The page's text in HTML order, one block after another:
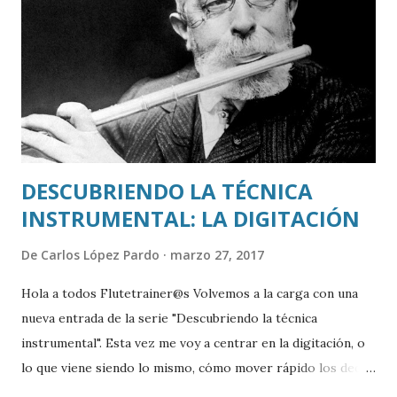
a vosotros o a vuestros alumnos, no dudéis en preguntarle.
Podéis contactar con ella por aquí , indicando que vuestra
consulta va dirigida a María José o en nuestro correo
electrónico educaflauta@gmail.com. No os perdáis sus
vídeos sobre la posición de la espalda y las manos. Para m...
DESCUBRIENDO LA TÉCNICA
INSTRUMENTAL: LA DIGITACIÓN
De Carlos López Pardo marzo 27, 2017
Hola a todos Flutetrainer@s Volvemos a la carga con una
nueva entrada de la serie "Descubriendo la técnica
instrumental". Esta vez me voy a centrar en la digitación, o
lo que viene siendo lo mismo, cómo mover rápido los dedos